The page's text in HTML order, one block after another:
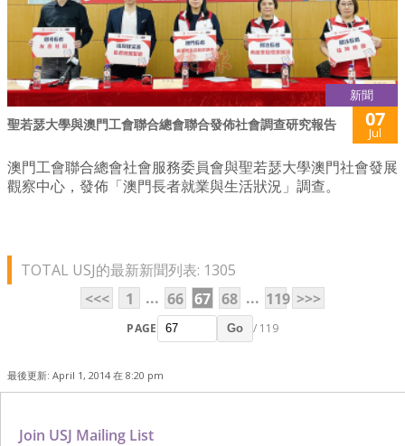
新聞
聖若瑟大學與澳門工會聯合總會聯合發佈社會調查研究報告 07
Jul
澳門工會聯合總會社會服務委員會與聖若瑟大學澳門社會發展
觀察中心，發佈「澳門長者就業與生活狀況」調查。
TOTAL USJ的最新新聞列表: 1305
<<<
1 ... 66 67 68 ... 119 >>>
PAGE Go / 119
最後更新: April 1, 2014 在 8:20 pm
Join USJ Mailing List